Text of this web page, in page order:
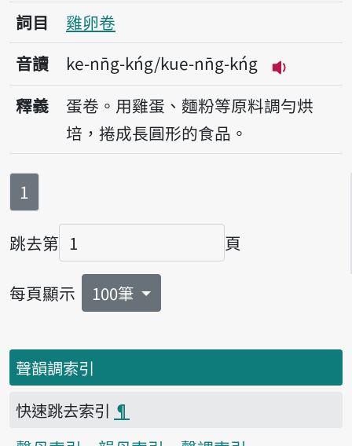
詞目
雞卵卷
音讀
ke-nn̄g-kńg/kue-nn̄g-kńg
播放音讀
釋義
蛋卷。用雞蛋、麵粉等原料調勻烘
培，捲成長圓形的食品。
第
1
跳去第
頁碼
頁
每頁顯示 100筆
聲韻調索引
快速跳去索引 ¶